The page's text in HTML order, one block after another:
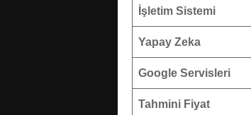
İşletim Sistemi
Yapay Zeka
Google Servisleri
Tahmini Fiyat